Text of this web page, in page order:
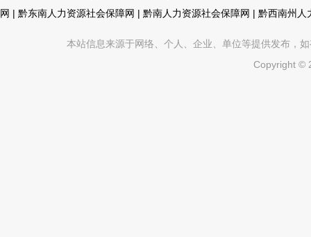
网 | 黔东南人力资源社会保障网 | 黔南人力资源社会保障网 | 黔西南州人
本站信息来源于网络、个人、企业、单位等提供发布，
Copyright ©